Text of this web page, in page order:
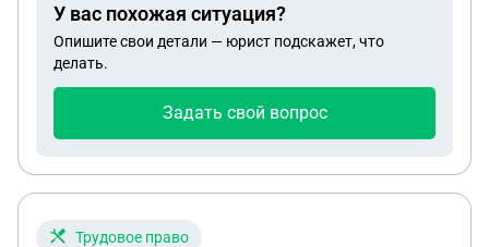
У вас похожая ситуация?
Опишите свои детали — юрист подскажет, что
делать.
Задать свой вопрос
Трудовое право